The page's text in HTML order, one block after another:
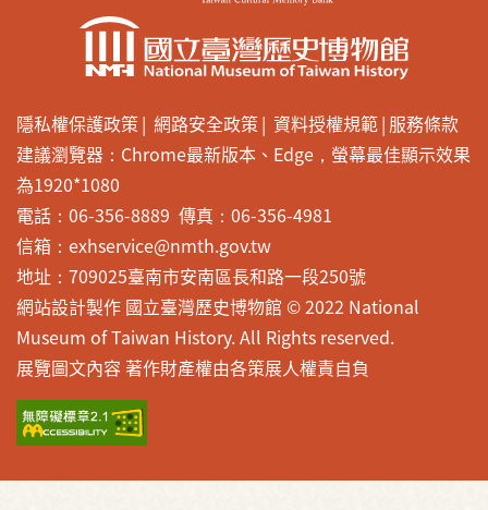
隱私權保護政策 網路安全政策 資料授權規範 服務條款
建議瀏覽器：Chrome最新版本、Edge，螢幕最佳顯示效果
為1920*1080
電話：06-356-8889 傳真：06-356-4981
信箱：exhservice@nmth.gov.tw
地址：709025臺南市安南區長和路一段250號
網站設計製作 國立臺灣歷史博物館 © 2022 National
Museum of Taiwan History. All Rights reserved.
展覽圖文內容 著作財產權由各策展人權責自負